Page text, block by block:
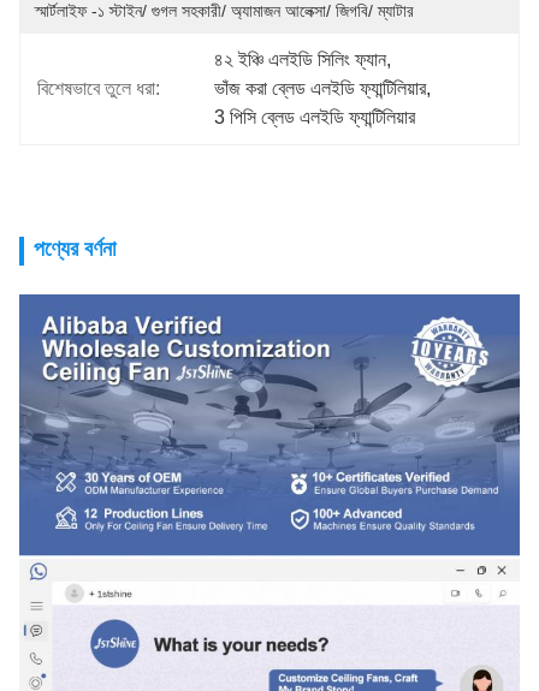
স্মার্টলাইফ -১ স্টাইন/ গুগল সহকারী/ অ্যামাজন আলেক্সা/ জিগবি/ ম্যাটার
বিশেষভাবে তুলে ধরা:
৪২ ইঞ্চি এলইডি সিলিং ফ্যান,
ভাঁজ করা ব্লেড এলইডি ফ্যান্টিলিয়ার,
3 পিসি ব্লেড এলইডি ফ্যান্টিলিয়ার
পণ্যের বর্ণনা